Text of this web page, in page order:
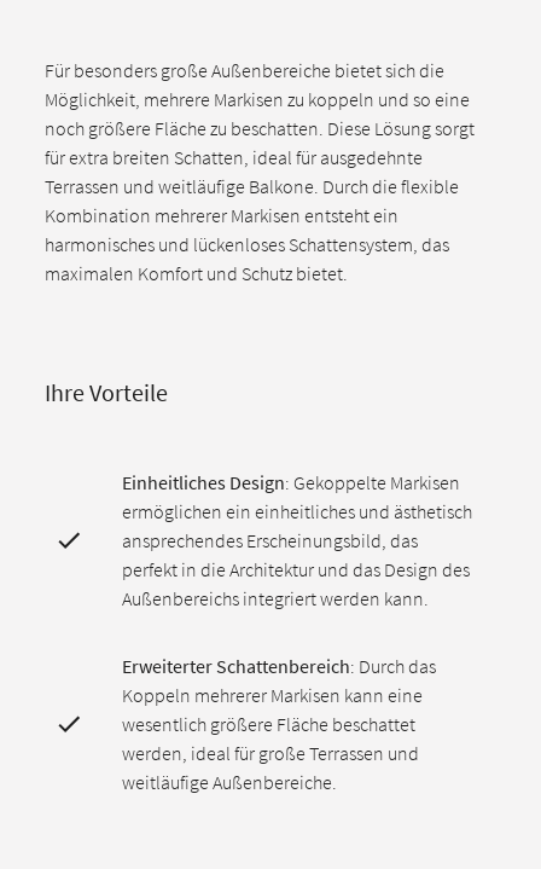
Für besonders große Außenbereiche bietet sich die
Möglichkeit, mehrere Markisen zu koppeln und so eine
noch größere Fläche zu beschatten. Diese Lösung sorgt
für extra breiten Schatten, ideal für ausgedehnte
Terrassen und weitläufige Balkone. Durch die flexible
Kombination mehrerer Markisen entsteht ein
harmonisches und lückenloses Schattensystem, das
maximalen Komfort und Schutz bietet.
Ihre Vorteile
Einheitliches Design: Gekoppelte Markisen
ermöglichen ein einheitliches und ästhetisch
ansprechendes Erscheinungsbild, das
perfekt in die Architektur und das Design des
Außenbereichs integriert werden kann.
Erweiterter Schattenbereich: Durch das
Koppeln mehrerer Markisen kann eine
wesentlich größere Fläche beschattet
werden, ideal für große Terrassen und
weitläufige Außenbereiche.